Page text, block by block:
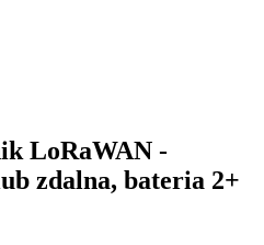
LoRaWAN -
zdalna, bateria 2+